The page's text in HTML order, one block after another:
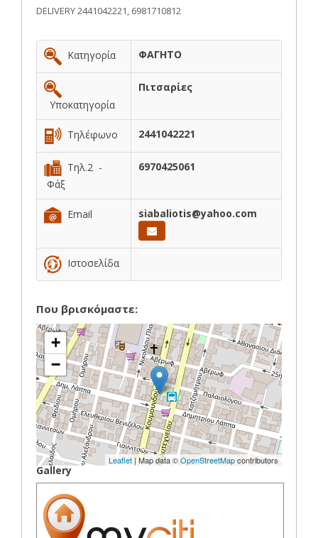
DELIVERY 2441042221, 6981710812
Κατηγορία ΦΑΓΗΤΟ
Υποκατηγορία
Πιτσαρίες
Τηλέφωνο 2441042221
Τηλ.2 -
Φάξ
6970425061
Email siabaliotis@yahoo.com
Ιστοσελίδα
Που βρισκόμαστε:
+
−
Leaflet | Map data ©OpenStreetMapcontributors
Gallery